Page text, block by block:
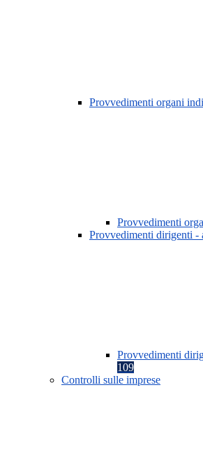
Provvedimenti organi
Provvedimenti
Provvedimenti dirigenti -
Provvedimenti
109
Controlli sulle imprese